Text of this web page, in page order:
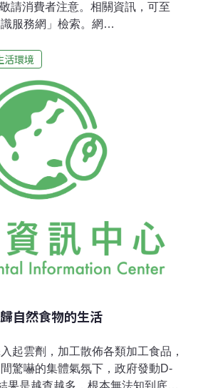
請消費者注意。相關資訊，可至
服務網」檢索。網
有受塑化劑污染起雲劑之產品資料
活環境
自然食物的生活
起雲劑，加工散佈各類加工食品，
驚嚇的集體氣氛下，政府發動D-
果是越查越多，根本無法知到底線